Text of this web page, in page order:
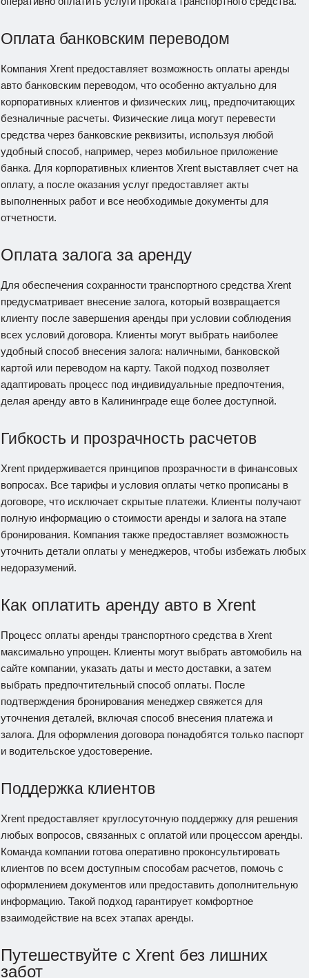
Оплата банковским переводом
Компания Xrent предоставляет возможность оплаты аренды
авто банковским переводом, что особенно актуально для
корпоративных клиентов и физических лиц, предпочитающих
безналичные расчеты. Физические лица могут перевести
средства через банковские реквизиты, используя любой
удобный способ, например, через мобильное приложение
банка. Для корпоративных клиентов Xrent выставляет счет на
оплату, а после оказания услуг предоставляет акты
выполненных работ и все необходимые документы для
отчетности.
Оплата залога за аренду
Для обеспечения сохранности транспортного средства Xrent
предусматривает внесение залога, который возвращается
клиенту после завершения аренды при условии соблюдения
всех условий договора. Клиенты могут выбрать наиболее
удобный способ внесения залога: наличными, банковской
картой или переводом на карту. Такой подход позволяет
адаптировать процесс под индивидуальные предпочтения,
делая аренду авто в Калининграде еще более доступной.
Гибкость и прозрачность расчетов
Xrent придерживается принципов прозрачности в финансовых
вопросах. Все тарифы и условия оплаты четко прописаны в
договоре, что исключает скрытые платежи. Клиенты получают
полную информацию о стоимости аренды и залога на этапе
бронирования. Компания также предоставляет возможность
уточнить детали оплаты у менеджеров, чтобы избежать любых
недоразумений.
Как оплатить аренду авто в Xrent
Процесс оплаты аренды транспортного средства в Xrent
максимально упрощен. Клиенты могут выбрать автомобиль на
сайте компании, указать даты и место доставки, а затем
выбрать предпочтительный способ оплаты. После
подтверждения бронирования менеджер свяжется для
уточнения деталей, включая способ внесения платежа и
залога. Для оформления договора понадобятся только паспорт
и водительское удостоверение.
Поддержка клиентов
Xrent предоставляет круглосуточную поддержку для решения
любых вопросов, связанных с оплатой или процессом аренды.
Команда компании готова оперативно проконсультировать
клиентов по всем доступным способам расчетов, помочь с
оформлением документов или предоставить дополнительную
информацию. Такой подход гарантирует комфортное
взаимодействие на всех этапах аренды.
Путешествуйте с Xrent без лишних
забот